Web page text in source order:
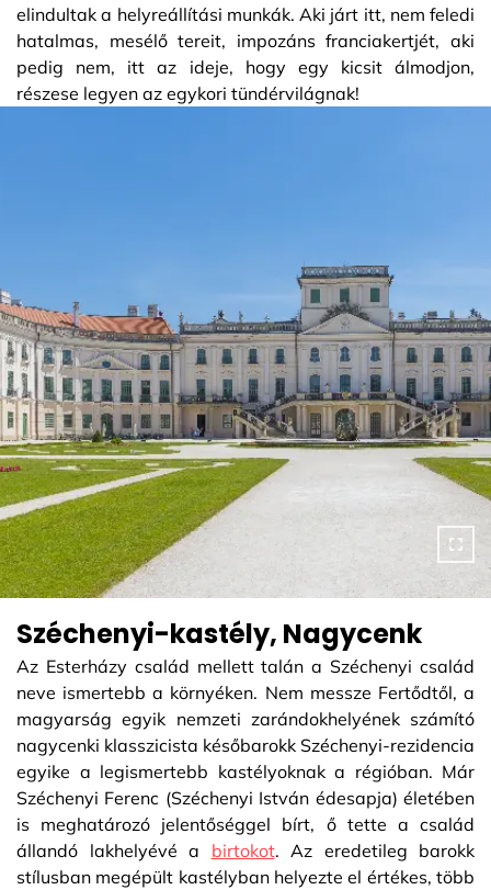
elindultak a helyreállítási munkák. Aki járt itt, nem feledi
hatalmas, mesélő tereit, impozáns franciakertjét, aki
pedig nem, itt az ideje, hogy egy kicsit álmodjon,
részese legyen az egykori tündérvilágnak!
Széchenyi-kastély, Nagycenk
Az Esterházy család mellett talán a Széchenyi család
neve ismertebb a környéken. Nem messze Fertődtől, a
magyarság egyik nemzeti zarándokhelyének számító
nagycenki klasszicista későbarokk Széchenyi-rezidencia
egyike a legismertebb kastélyoknak a régióban. Már
Széchenyi Ferenc (Széchenyi István édesapja) életében
is meghatározó jelentőséggel bírt, ő tette a család
állandó lakhelyévé a birtokot. Az eredetileg barokk
stílusban megépült kastélyban helyezte el értékes, több